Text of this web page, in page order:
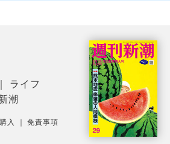
ライフ
潮
入 ｜免責事項